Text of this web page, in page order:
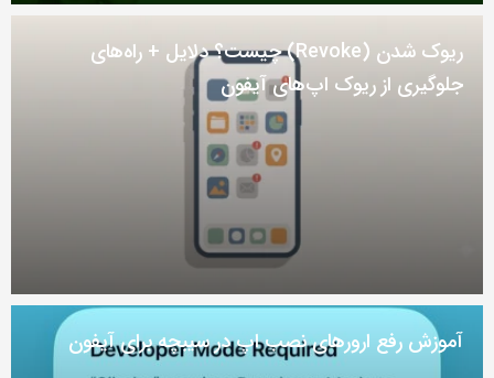
ریوک شدن (Revoke) چیست؟ دلایل + راه‌های
جلوگیری از ریوک اپ‌های آیفون
آموزش رفع ارور‌های نصب اپ در سیبچه برای آیفون